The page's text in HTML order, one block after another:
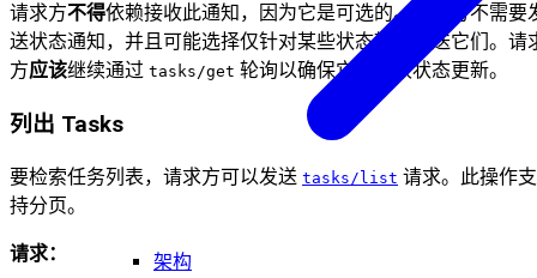
架构
请求方不得依赖接收此通知，因为它是可选的。接收方不需要
送状态通知，并且可能选择仅针对某些状态转换发送它们。请
方应该继续通过 tasks/get 轮询以确保它们接收状态更新。
列出 Tasks
要检索任务列表，请求方可以发送 tasks/list 请求。此操作支
持分页。
请求：